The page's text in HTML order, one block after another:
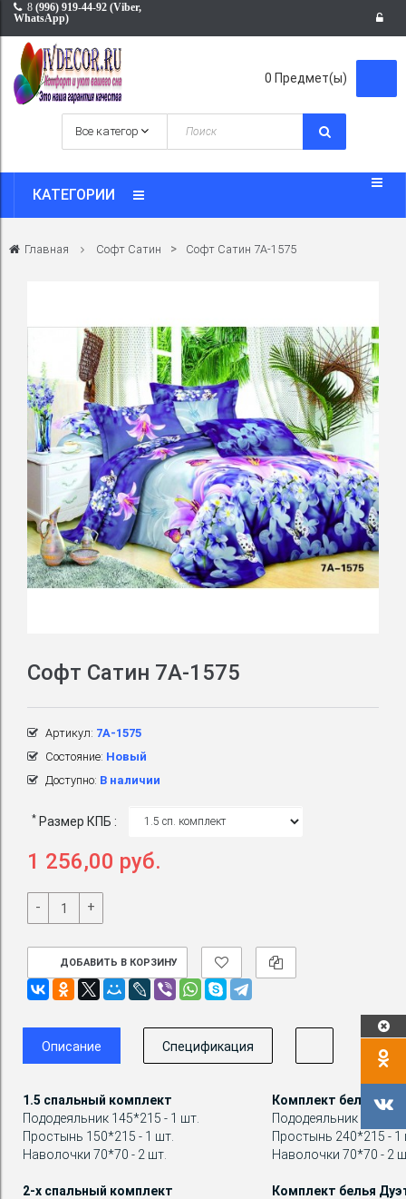
8 (996) 919-44-92 (Viber,
WhatsApp)
0 Предмет(ы)
КАТЕГОРИИ
Главная Софт Сатин > Софт Сатин 7A-1575
Софт Сатин 7A-1575
Артикул: 7A-1575
Состояние: Новый
Доступно: В наличии
* Размер КПБ :
1 256,00 руб.
- +
ДОБАВИТЬ В КОРЗИНУ
Описание Спецификация
1.5 спальный комплект
Комплект белья
Пододеяльник 145*215 - 1 шт.
Простынь 150*215 - 1 шт.
Наволочки 70*70 - 2 шт.
Пододеяльник
Простынь 240*215 - 1
Наволочки 70*70 - 2
2-х спальный комплект
Комплект белья